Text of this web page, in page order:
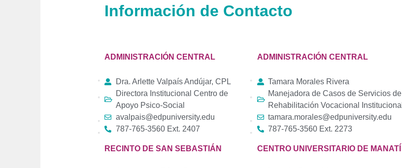
Información de Contacto
ADMINISTRACIÓN CENTRAL
Dra. Arlette Valpaís Andújar, CPL
Directora Institucional Centro de
Apoyo Psico-Social
avalpais@edpuniversity.edu
787-765-3560 Ext. 2407
ADMINISTRACIÓN CENTRAL
Tamara Morales Rivera
Manejadora de Casos de Servicios de
Rehabilitación Vocacional Institucional
tamara.morales@edpuniversity.edu
787-765-3560 Ext. 2273
RECINTO DE SAN SEBASTIÁN CENTRO UNIVERSITARIO DE MANATÍ